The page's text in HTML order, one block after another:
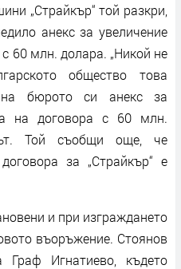
„Страйкър“ той разкри,
анекс за увеличение
60 млн. долара. „Никой не
общество това
на бюрото си анекс за
на договора с 60 млн.
Той съобщи още, че
за „Страйкър“ е
и при изграждането
въоръжение. Стоянов
Игнатиево, където